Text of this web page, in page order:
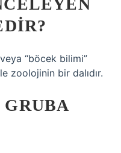
“böcek bilimi”
zoolojinin bir dalıdır.